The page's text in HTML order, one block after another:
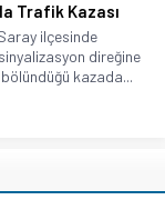
Trafik Kazası
ilçesinde
direğine
kazada...